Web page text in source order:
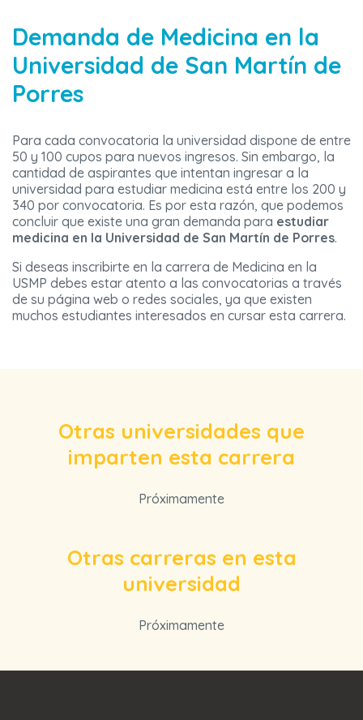
Demanda de Medicina en la
Universidad de San Martín de
Porres
Para cada convocatoria la universidad dispone de entre
50 y 100 cupos para nuevos ingresos. Sin embargo, la
cantidad de aspirantes que intentan ingresar a la
universidad para estudiar medicina está entre los 200 y
340 por convocatoria. Es por esta razón, que podemos
concluir que existe una gran demanda para estudiar
medicina en la Universidad de San Martín de Porres.
Si deseas inscribirte en la carrera de Medicina en la
USMP debes estar atento a las convocatorias a través
de su página web o redes sociales, ya que existen
muchos estudiantes interesados en cursar esta carrera.
Otras universidades que
imparten esta carrera
Próximamente
Otras carreras en esta
universidad
Próximamente